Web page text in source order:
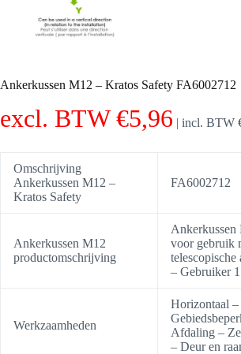
Ankerkussen M12 – Kratos Safety FA6002712
excl. BTW€5,96 | incl. BTW
Omschrijving
Ankerkussen M12 –
Kratos Safety
FA6002712
Ankerkussen M12
productomschrijving
Ankerkussen
voor gebruik
telescopische
– Gebruiker 1
Werkzaamheden
Horizontaal –
Afdaling –
– Deur en